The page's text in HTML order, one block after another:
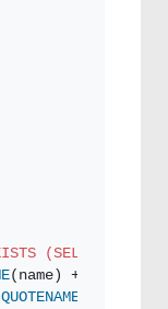
(SELECT *
(name) +
QUOTENAME